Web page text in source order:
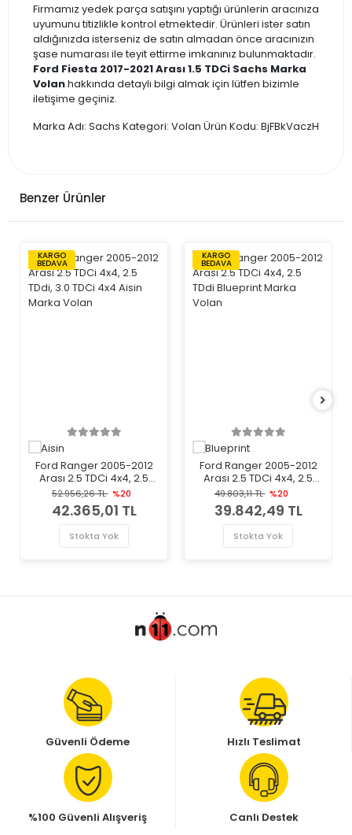
Firmamız yedek parça satışını yaptığı ürünlerin aracınıza
uyumunu titizlikle kontrol etmektedir. Ürünleri ister satın
aldığınızda isterseniz de satın almadan önce aracınızın
şase numarası ile teyit ettirme imkanınız bulunmaktadır.
Ford Fiesta 2017-2021 Arası 1.5 TDCi Sachs Marka
Volanhakkında detaylı bilgi almak için lütfen bizimle
iletişime geçiniz.
Marka Adı: Sachs Kategori: Volan Ürün Kodu: BjFBkVaczH
Benzer Ürünler
KARGO
BEDAVA
Ford Ranger 2005-2012
Arası 2.5 TDCi 4x4, 2.5
TDdi, 3.0 TDCi 4x4 Aisin
Marka Volan
52.956,26 TL %20
42.365,01 TL
Stokta Yok
KARGO
BEDAVA
Ford Ranger 2005-2012
Arası 2.5 TDCi 4x4, 2.5
TDdi Blueprint Marka
Volan
49.803,11 TL %20
39.842,49 TL
Stokta Yok
Güvenli Ödeme Hızlı Teslimat
%100 Güvenli Alışveriş Canlı Destek